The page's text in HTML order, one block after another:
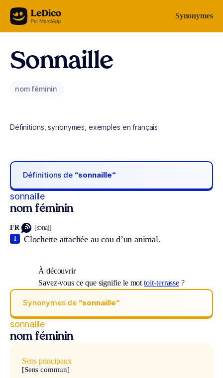
Aller au contenu Synonymes
Sonnaille
nom féminin
Définitions, synonymes, exemples en français
Définitions de “sonnaille“
sonnaille
nom féminin
FR [sɔnaj]
Clochette attachée au cou d’un animal.
1
À découvrir
Savez-vous ce que signifie le mottoit-terrasse ?
Synonymes de “sonnaille“
sonnaille
nom féminin
Sens principaux
[Sens commun]